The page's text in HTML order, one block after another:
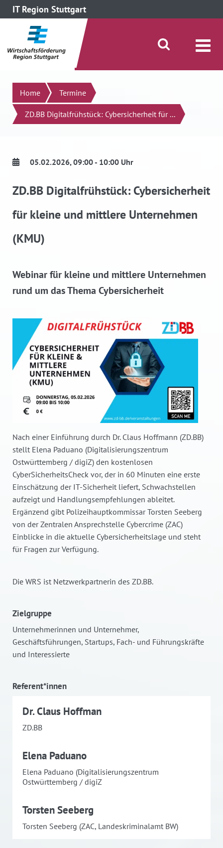
IT Region Stuttgart
direkt zum Inhalt dieser Seite
direkt zum Menü springen
Suche öffnen/schließen
Suchen
Home Termine
ZD.BB Digitalfrühstück: Cybersicherheit für ...
05.02.2026, 09:00 - 10:00 Uhr
ZD.BB Digitalfrühstück: Cybersicherheit
für kleine und mittlere Unternehmen
(KMU)
Webinar für kleine und mittlere Unternehmen
rund um das Thema Cybersicherheit
Nach einer Einführung durch Dr. Claus Hoffmann (ZD.BB)
stellt Elena Paduano (Digitalisierungszentrum
Ostwürttemberg / digiZ) den kostenlosen
CyberSicherheitsCheck vor, der in 60 Minuten eine erste
Einschätzung der IT-Sicherheit liefert, Schwachstellen
aufzeigt und Handlungsempfehlungen ableitet.
Ergänzend gibt Polizeihauptkommissar Torsten Seeberg
von der Zentralen Ansprechstelle Cybercrime (ZAC)
Einblicke in die aktuelle Cybersicherheitslage und steht
für Fragen zur Verfügung.
Die WRS ist Netzwerkpartnerin des ZD.BB.
Zielgruppe
Unternehmerinnen und Unternehmer,
Geschäftsführungen, Startups, Fach- und Führungskräfte
und Interessierte
Referent*innen
Dr. Claus Hoffman
ZD.BB
Elena Paduano
Elena Paduano (Digitalisierungszentrum
Ostwürttemberg / digiZ
Torsten Seeberg
Torsten Seeberg (ZAC, Landeskriminalamt BW)